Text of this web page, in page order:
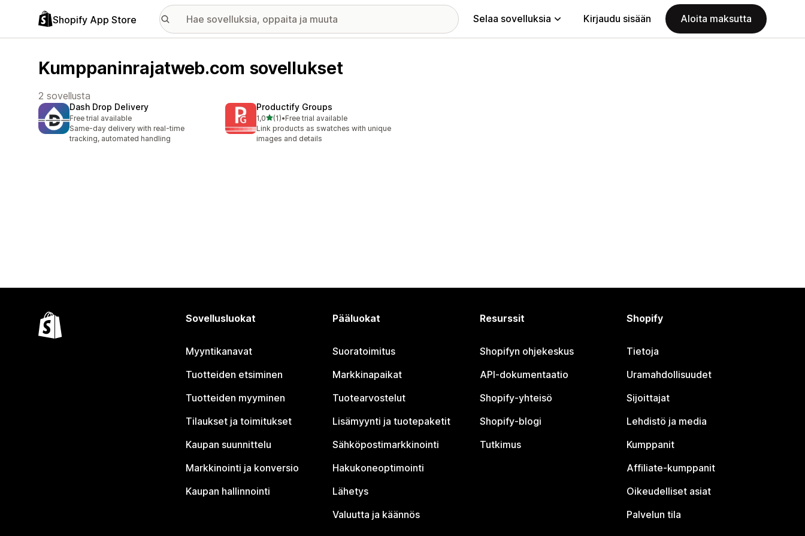
Shopify App Store Selaa sovelluksia Kirjaudu sisään Aloita maksutta
Kumppaninrajatweb.com sovellukset
2 sovellusta
Dash Drop Delivery
Free trial available
Same-day delivery with real-time
tracking, automated handling
Productify Groups
1,0/ 5 tähteä
(1)
1 arvostelua yhteensä
•Free trial available
Link products as swatches with unique
images and details
Sovellusluokat
Myyntikanavat
Tuotteiden etsiminen
Tuotteiden myyminen
Tilaukset ja toimitukset
Kaupan suunnittelu
Markkinointi ja konversio
Kaupan hallinnointi
Pääluokat
Suoratoimitus
Markkinapaikat
Tuotearvostelut
Lisämyynti ja tuotepaketit
Sähköpostimarkkinointi
Hakukoneoptimointi
Lähetys
Valuutta ja käännös
Resurssit
Shopifyn ohjekeskus
API-dokumentaatio
Shopify-yhteisö
Shopify-blogi
Tutkimus
Shopify
Tietoja
Uramahdollisuudet
Sijoittajat
Lehdistö ja media
Kumppanit
Affiliate-kumppanit
Oikeudelliset asiat
Palvelun tila